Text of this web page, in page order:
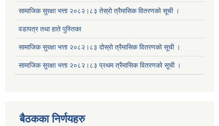
सामाजिक सुरक्षा भत्ता २०८२।८३ तेस्रो त्रैमासिक वितरणको सूची ।
वडापत्र तथा हाते पुस्तिका
सामाजिक सुरक्षा भत्ता २०८२।८३ दोस्रो त्रैमासिक वितरणको सूची ।
सामाजिक सुरक्षा भत्ता २०८२।८३ प्रथम त्रैमासिक वितरणको सूची ।
बैठकका निर्णयहरु